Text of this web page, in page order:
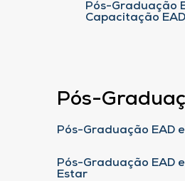
Pós-Graduação
Capacitação EAD
Pós-
Pós-Graduação EAD
Pós-Graduação EAD
Estar